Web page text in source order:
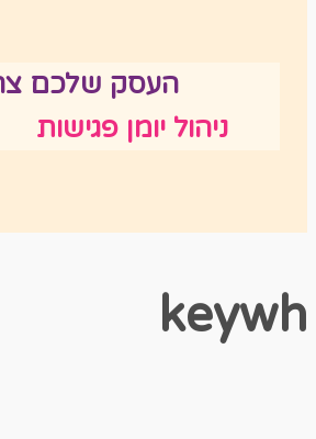
העסק שלכם
ניהול יומן
keywh